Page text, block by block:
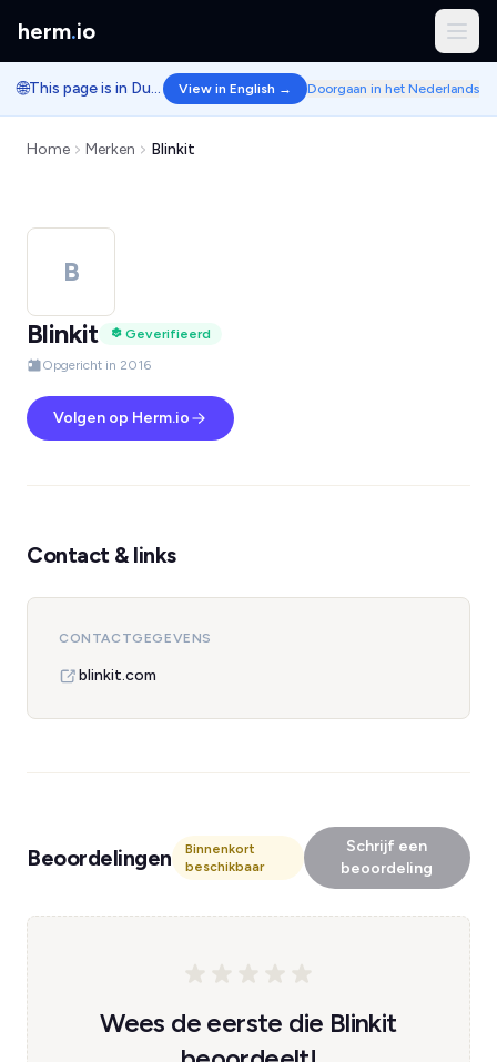
herm.io
🌐 This page is in Dutch. View in English → Doorgaan in het Nederlands
Home Merken Blinkit
B
Blinkit
Geverifieerd
Opgericht in 2016
Volgen op Herm.io
Contact & links
CONTACTGEGEVENS
blinkit.com
Beoordelingen
Binnenkort
beschikbaar
Schrijf een
beoordeling
Wees de eerste die Blinkit